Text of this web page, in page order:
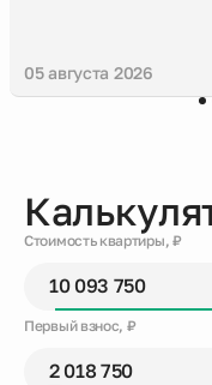
05 августа 2026
Стоимость квартиры, ₽
Первый взнос, ₽